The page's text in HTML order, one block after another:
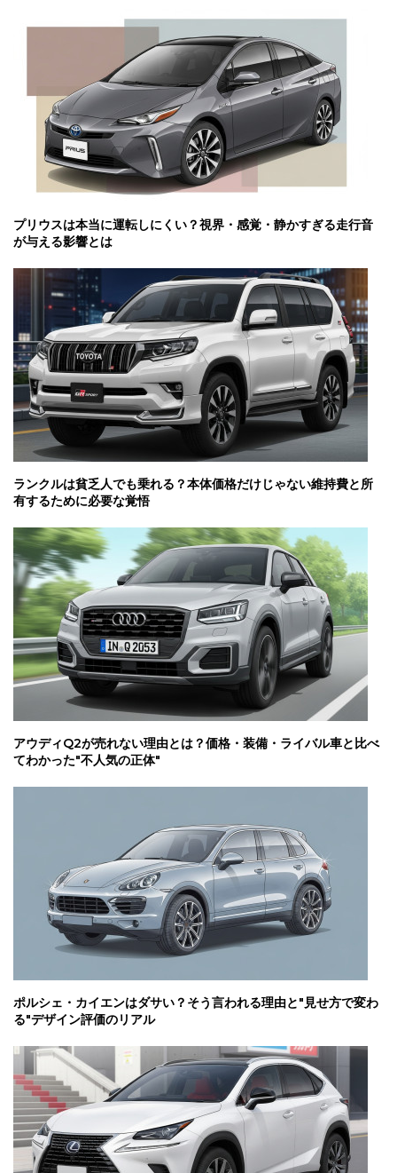
プリウスは本当に運転しにくい？視界・感覚・静かすぎる走行音
が与える影響とは
ランクルは貧乏人でも乗れる？本体価格だけじゃない維持費と所
有するために必要な覚悟
アウディQ2が売れない理由とは？価格・装備・ライバル車と比べ
てわかった"不人気の正体"
ポルシェ・カイエンはダサい？そう言われる理由と"見せ方で変わ
る"デザイン評価のリアル